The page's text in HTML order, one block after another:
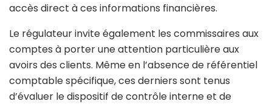
accès direct à ces informations financières.
Le régulateur invite également les commissaires aux
comptes à porter une attention particulière aux
avoirs des clients. Même en l’absence de référentiel
comptable spécifique, ces derniers sont tenus
d’évaluer le dispositif de contrôle interne et de